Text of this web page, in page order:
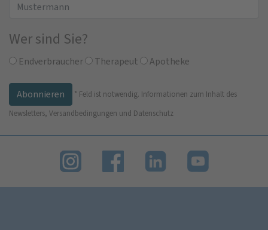
Wer sind Sie?
Endverbraucher Therapeut Apotheke
* Feld ist notwendig. Informationen zum Inhalt des
Newsletters, Versandbedingungen und Datenschutz